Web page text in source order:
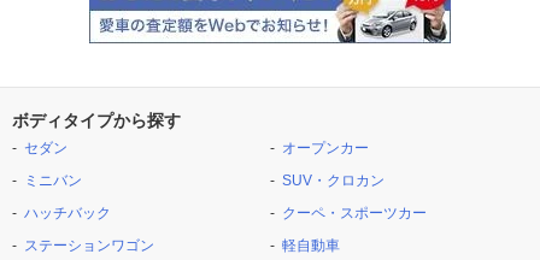
ボディタイプから探す
セダン
ミニバン
ハッチバック
ステーションワゴン
オープンカー
SUV・クロカン
クーペ・スポーツカー
軽自動車